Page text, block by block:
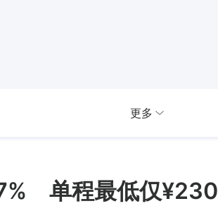
更多
单程最低仅¥230